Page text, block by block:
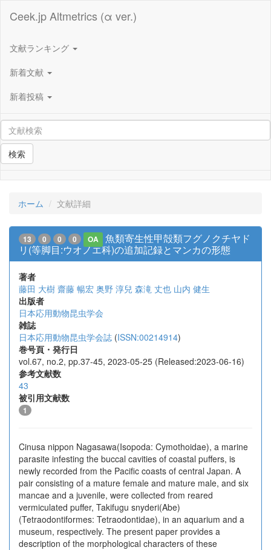
Ceek.jp Altmetrics (α ver.)
文献ランキング
新着文献
新着投稿
検索
ホーム 文献詳細
13 0 0 0 OA
魚類寄生性甲殻類フグノクチヤド
リ(等脚目:ウオノエ科)の追加記録とマンカの形態
著者
藤田 大樹 齋藤 暢宏 奥野 淳兒 森滝 丈也 山内 健生
出版者
日本応用動物昆虫学会
雑誌
日本応用動物昆虫学会誌 (ISSN:00214914)
巻号頁・発行日
vol.67, no.2, pp.37-45, 2023-05-25 (Released:2023-06-16)
参考文献数
43
被引用文献数
1
Cinusa nippon Nagasawa(Isopoda: Cymothoidae), a marine
parasite infesting the buccal cavities of coastal puffers, is
newly recorded from the Pacific coasts of central Japan. A
pair consisting of a mature female and mature male, and six
mancae and a juvenile, were collected from reared
vermiculated puffer, Takifugu snyderi(Abe)
(Tetraodontiformes: Tetraodontidae), in an aquarium and a
museum, respectively. The present paper provides a
description of the morphological characters of these